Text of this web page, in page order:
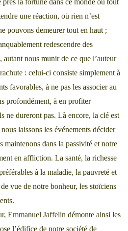
la fortune dans ce monde où tout
une réaction, où rien n’est
pouvons demeurer tout en haut ;
redescendre des
autant nous munir de ce que l’auteur
: celui-ci consiste simplement à
favorables, à ne pas les associer au
profondément, à en profiter
ne dureront pas. Là encore, la clé est
laissons les événements décider
maintenons dans la passivité et notre
en affliction. La santé, la richesse
à la maladie, la pauvreté et
vue de notre bonheur, les stoïciens
Emmanuel Jaffelin démonte ainsi les
l’édifice de notre société de